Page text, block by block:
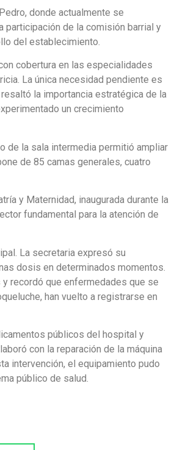
donde actualmente se
participación de la comisión barrial y
del establecimiento.
cobertura en las especialidades
La única necesidad pendiente es
la importancia estratégica de la
un crecimiento
de la sala intermedia permitió ampliar
de 85 camas generales, cuatro
y Maternidad, inaugurada durante la
fundamental para la atención de
La secretaria expresó su
dosis en determinados momentos.
recordó que enfermedades que se
han vuelto a registrarse en
públicos del hospital y
con la reparación de la máquina
intervención, el equipamiento pudo
público de salud.